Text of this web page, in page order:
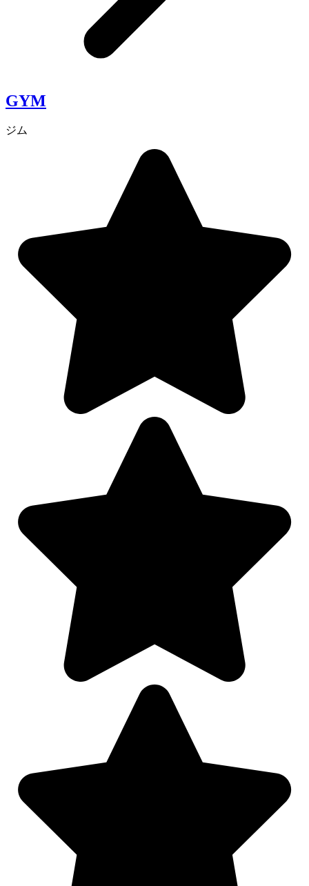
GYM
ジム